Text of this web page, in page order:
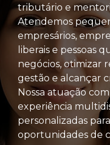
tributário e
Atendemos
empresários,
liberais e pessoas
negócios, otimizar
gestão e alcançar
Nossa atuação
experiência
personalizadas
oportunidades de